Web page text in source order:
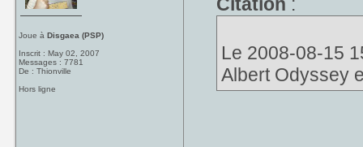
Joue àDisgaea (PSP)
Inscrit : May 02, 2007
Messages : 7781
De : Thionville
Hors ligne
Le 2008-08-15
Albert Odyssey